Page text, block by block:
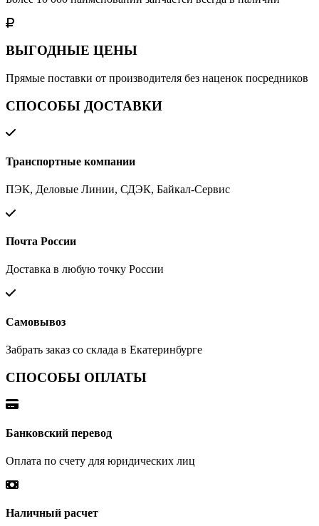
ВЫГОДНЫЕ ЦЕНЫ
Прямые поставки от производителя без наценок посредников
СПОСОБЫ ДОСТАВКИ
Транспортные компании
ПЭК, Деловые Линии, СДЭК, Байкал-Сервис
Почта России
Доставка в любую точку России
Самовывоз
Забрать заказ со склада в Екатеринбурге
СПОСОБЫ ОПЛАТЫ
Банковский перевод
Оплата по счету для юридических лиц
Наличный расчет